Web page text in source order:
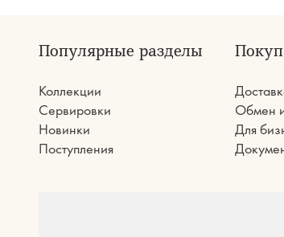
Популярные разделы
Коллекции
Сервировки
Новинки
Поступления
Обмен
Для